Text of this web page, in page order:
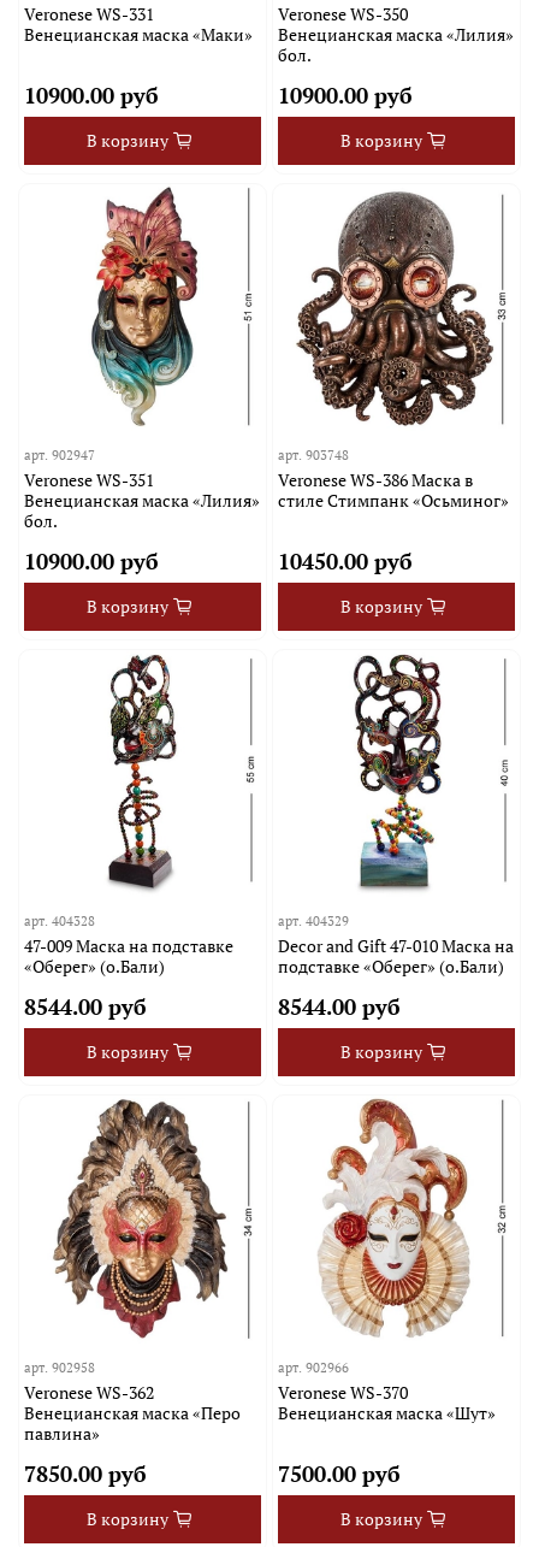
Veronese WS-331
Венецианская маска «Маки»
10900.00 руб
В корзину
Veronese WS-350
Венецианская маска «Лилия»
бол.
10900.00 руб
В корзину
арт.902947
Veronese WS-351
Венецианская маска «Лилия»
бол.
10900.00 руб
В корзину
арт. 903748
Veronese WS-386 Маска в
стиле Стимпанк «Осьминог»
10450.00 руб
В корзину
арт.404328
47-009 Маска на подставке
«Оберег» (о.Бали)
8544.00 руб
В корзину
арт. 404329
Decor and Gift 47-010 Маска на
подставке «Оберег» (о.Бали)
8544.00 руб
В корзину
арт.902958
Veronese WS-362
Венецианская маска «Перо
павлина»
7850.00 руб
В корзину
арт. 902966
Veronese WS-370
Венецианская маска «Шут»
7500.00 руб
В корзину